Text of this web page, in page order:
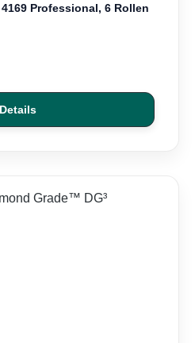
Professional, 6 Rollen
Details